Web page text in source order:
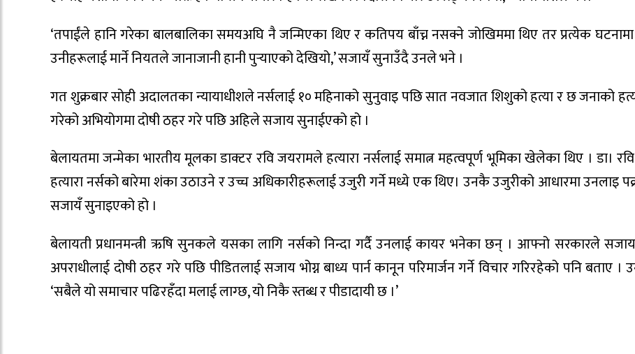
‘तपाईंले हानि गरेका बालबालिका समयअघि नै जन्मिएका थिए र कतिपय बाँच्न नसक्ने जोखिममा थिए तर प्रत्येक
उनीहरूलाई मार्ने नियतले जानाजानी हानी पुर्‍याएको देखियो,’ सजायँ सुनाउँदै उनले भने ।
गत शुक्रबार सोही अदालतका न्यायाधीशले नर्सलाई १० महिनाको सुनुवाइ पछि सात नवजात शिशुको हत्या र छ जनाको
गरेको अभियोगमा दोषी ठहर गरे पछि अहिले सजाय सुनाईएको हो ।
बेलायतमा जन्मेका भारतीय मूलका डाक्टर रवि जयरामले हत्यारा नर्सलाई समात्न महत्वपूर्ण भूमिका खेलेका थिए । डा।
हत्यारा नर्सको बारेमा शंका उठाउने र उच्च अधिकारीहरूलाई उजुरी गर्ने मध्ये एक थिए। उनकै उजुरीको आधारमा उनलाइ
सजायँ सुनाइएको हो ।
बेलायती प्रधानमन्त्री ऋषि सुनकले यसका लागि नर्सको निन्दा गर्दै उनलाई कायर भनेका छन् । आफ्नो सरकारले
अपराधीलाई दोषी ठहर गरे पछि पीडितलाई सजाय भोग्न बाध्य पार्न कानून परिमार्जन गर्ने विचार गरिरहेको पनि बताए
‘सबैले यो समाचार पढिरहँदा मलाई लाग्छ, यो निकै स्तब्ध र पीडादायी छ ।’